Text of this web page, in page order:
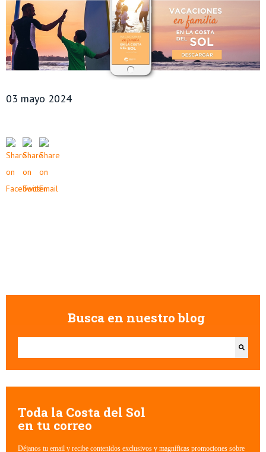
03 mayo 2024
Busca en nuestro blog
Esto es un campo de búsqueda con una función de texto predictivo.
Toda la Costa del Sol
en tu correo
Déjanos tu email y recibe contenidos exclusivos y magníficas promociones sobre